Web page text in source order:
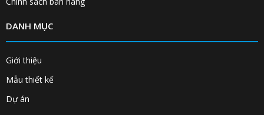
DANH MỤC
Giới thiệu
Mẫu thiết kế
Dự án